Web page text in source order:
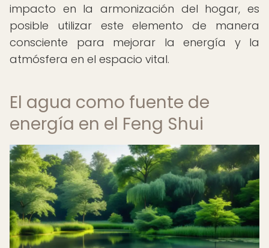
impacto en la armonización del hogar, es
posible utilizar este elemento de manera
consciente para mejorar la energía y la
atmósfera en el espacio vital.
El agua como fuente de
energía en el Feng Shui